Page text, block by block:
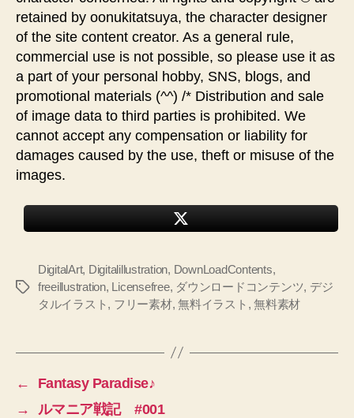
retained by oonukitatsuya, the character designer
of the site content creator. As a general rule,
commercial use is not possible, so please use it as
a part of your personal hobby, SNS, blogs, and
promotional materials (^^) /* Distribution and sale
of image data to third parties is prohibited. We
cannot accept any compensation or liability for
damages caused by the use, theft or misuse of the
images.
タ
DigitalArt, Digitalillustration, DownLoadContents,
freeillustration, Licensefree, ダウンロードコンテンツ, デジ
タルイラスト , フリー素材,無料イラスト ,無料素材
←
Fantasy Paradise♪
→
ルマニア戦記 #001